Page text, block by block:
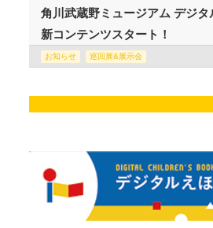
角川武蔵野ミュージアム デジ
新コンテンツスタート！
お知らせ 巡回展&展示会